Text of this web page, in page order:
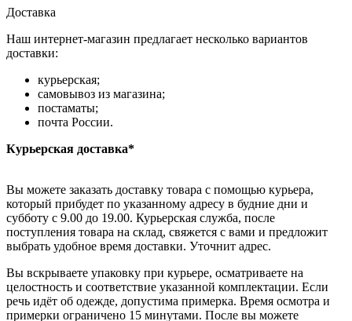
Доставка
Наш интернет-магазин предлагает несколько вариантов
доставки:
курьерская;
самовывоз из магазина;
постаматы;
почта России.
Курьерская доставка*
Вы можете заказать доставку товара с помощью курьера,
который прибудет по указанному адресу в будние дни и
субботу с 9.00 до 19.00. Курьерская служба, после
поступления товара на склад, свяжется с вами и предложит
выбрать удобное время доставки. Уточнит адрес.
Вы вскрываете упаковку при курьере, осматриваете на
целостность и соответствие указанной комплектации. Если
речь идёт об одежде, допустима примерка. Время осмотра и
примерки ограничено 15 минутами. После вы можете